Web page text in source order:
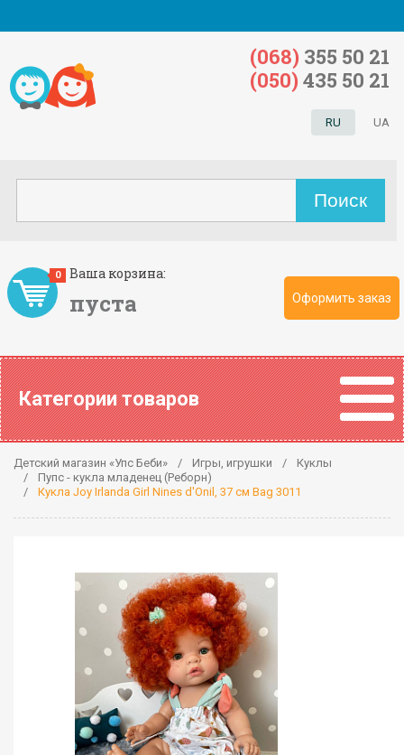
Ваша корзина:
пуста
0
Оформить заказ
RU UA
(068) 355 50 21
(050) 435 50 21
Категории товаров
Детский магазин «Упс Беби» Игры, игрушки
Куклы
Пупс - кукла младенец (Реборн)
Кукла Joy Irlanda Girl Nines d'Onil, 37 см Bag 3011